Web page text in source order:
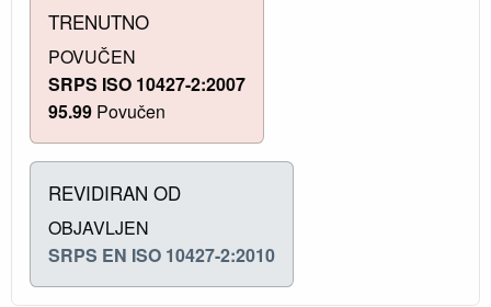
TRENUTNO
POVUČEN
SRPS ISO 10427-2:2007
95.99 Povučen
REVIDIRAN OD
OBJAVLJEN
SRPS EN ISO 10427-2:2010